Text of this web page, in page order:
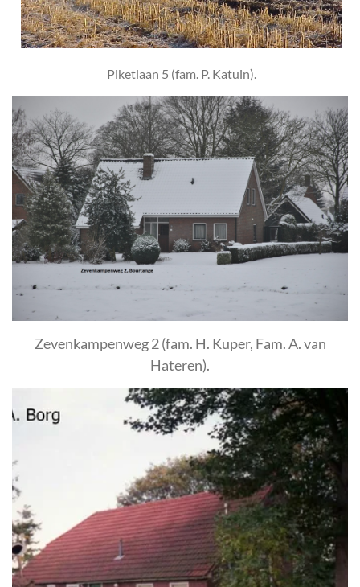
Piketlaan 5 (fam. P. Katuin)
Zevenkampenweg 2 (fam. H. Kuper, Fam. A. van
Hateren).